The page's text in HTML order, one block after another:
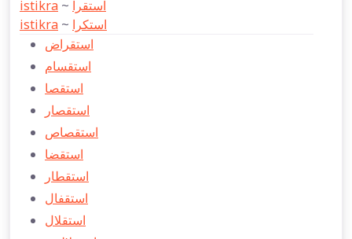
istikra ~ استقرا
istikra ~ استكرا
استقراض
استقسام
استقصا
استقصار
استقصاص
استقضا
استقطار
استقفال
استقلال